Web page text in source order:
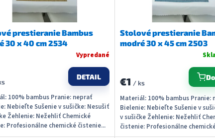
prestieranie Bambus
30 x 40 cm 2534
Vypredané
DETAIL
100% bambus Pranie: neprať
Nebieľte Sušenie v sušičke: Nesušiť
Žehlenie: Nežehliť Chemické
Profesionálne chemické čistenie...
Stolové prestieranie
modré 30 x 45 cm 2503
€1 / ks
Materiál: 100% bambus Pranie:
Bielenie: Nebieľte Sušenie v
v sušičke Žehlenie: Nežehliť
čistenie: Profesionálne